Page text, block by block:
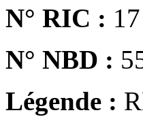
N° RIC : 17
N° NBD :
Légende :